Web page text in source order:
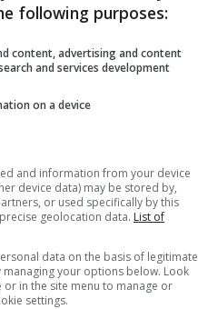
Lambropoulos.
Viene mostrato il
Viene mostrato il
83'
78'
following purposes:
content, advertising and content
and services development
on a device
and information from your device
device data) may be stored by,
or used specifically by this
geolocation data. List of
data on the basis of legitimate
your options below. Look
in the site menu to manage or
settings.